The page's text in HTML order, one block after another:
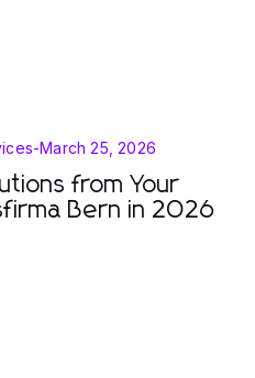
-March 25, 2026
from Your
Bern in 2026